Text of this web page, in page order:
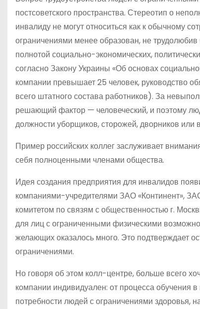
постсоветского пространства. Стереотип о
инвалиду не могут относиться как к обычному
ограничениями менее образован, не
полнотой социально-экономических,
согласно Закону Украины «Об основах
компании превышает 25 человек, руководство
всего штатного состава работников). За
решающий фактор — человеческий, и поэтому
должности уборщиков, сторожей, дворников или
Пример российских коллег заслуживает
себя полноценными членами общества.
Идея создания предприятия для инвалидов
компаниями-учредителями ЗАО «Континент»,
комитетом по связям с общественностью г.
для лиц с ограниченными физическими
желающих оказалось много. Это подтверждает
ограничениями.
Но говоря об этом колл-центре, больше всего
компании индивидуален: от процесса обучения
потребности людей с ограничениями здоровья,